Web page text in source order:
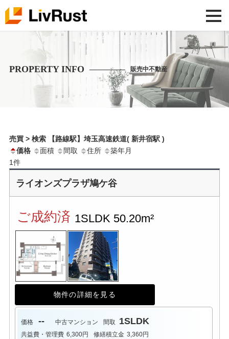
PROPERTY INFO 販売中不動産
売買 > 検索 【路線駅】埼玉高速鉄道( 新井宿駅 )
価格
面積 間取 住所
築年月
1件
ライオンズプラザ鳩ケ谷
ご成約済 1SLDK 50.20m²
物件の詳細を見る
価格 -- 中古マンション 間取 1SLDK
共益費・管理費 6,300円 修繕積立金 3,360円